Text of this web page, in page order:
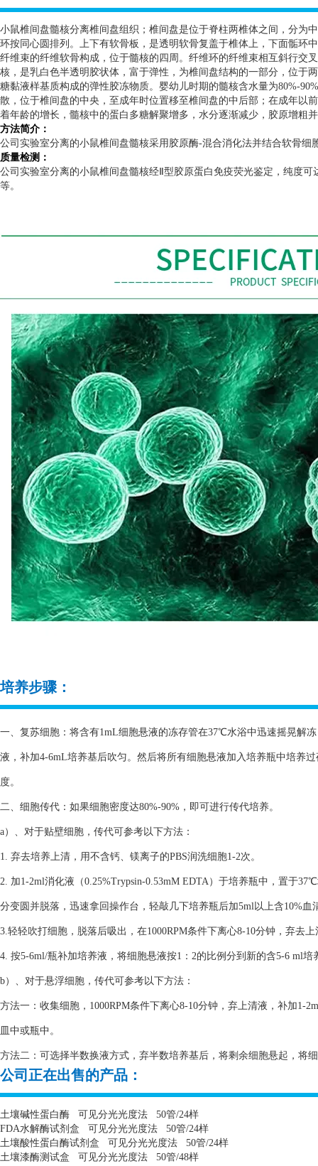
小鼠椎间盘髓核分离椎间盘组织；椎间盘是位于脊柱两椎体之间，分为
环按同心圆排列。上下有软骨板，是透明软骨复盖于椎体上，下面骺环
纤维束的纤维软骨构成，位于髓核的四周。纤维环的纤维束相互斜行交
核，是乳白色半透明胶状体，富于弹性，为椎间盘结构的一部分，位于
糖黏液样基质构成的弹性胶冻物质。婴幼儿时期的髓核含水量为80%-90%
散，位于椎间盘的中央，至成年时位置移至椎间盘的中后部；在成年以
着年龄的增长，髓核中的蛋白多糖解聚增多，水分逐渐减少，胶原增粗
方法简介：
公司实验室分离的小鼠椎间盘髓核采用胶原酶-混合消化法并结合软骨细
质量检测：
公司实验室分离的小鼠椎间盘髓核经Ⅱ型胶原蛋白免疫荧光鉴定，纯度可
等。
培养步骤：
一、复苏细胞：将含有1mL细胞悬液的冻存管在37℃水浴中迅速摇晃解
液，补加4-6mL培养基后吹匀。然后将所有细胞悬液加入培养瓶中培养
度。
二、细胞传代：如果细胞密度达80%-90%，即可进行传代培养。
a）、对于贴壁细胞，传代可参考以下方法：
1. 弃去培养上清，用不含钙、镁离子的PBS润洗细胞1-2次。
2. 加1-2ml消化液（0.25%Trypsin-0.53mM EDTA）于培养瓶中，置于
分变圆并脱落，迅速拿回操作台，轻敲几下培养瓶后加5ml以上含10%血
3.轻轻吹打细胞，脱落后吸出，在1000RPM条件下离心8-10分钟，弃去
4. 按5-6ml/瓶补加培养液，将细胞悬液按1：2的比例分到新的含5-6 ml培
b）、对于悬浮细胞，传代可参考以下方法：
方法一：收集细胞，1000RPM条件下离心8-10分钟，弃上清液，补加1-
皿中或瓶中。
方法二：可选择半数换液方式，弃半数培养基后，将剩余细胞悬起，将
公司正在出售的产品：
土壤碱性蛋白酶 可见分光光度法 50管/24样
FDA水解酶试剂盒 可见分光光度法 50管/24样
土壤酸性蛋白酶试剂盒
可见分光光度法 50管/24样
土壤漆酶测试盒
可见分光光度法 50管/48样